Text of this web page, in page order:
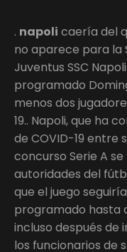
. napoli caería del
no aparece para la
Juventus SSC
programado
menos dos
19.. Napoli, que ha
de COVID-19 entre
concurso Serie A
autoridades del
que el juego
programado hasta
incluso después de
los funcionarios de